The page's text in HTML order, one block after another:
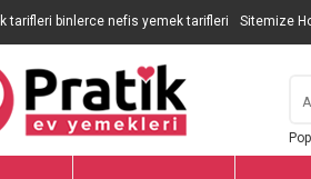
tarifleri binlerce nefis yemek tarifleri Sitemize